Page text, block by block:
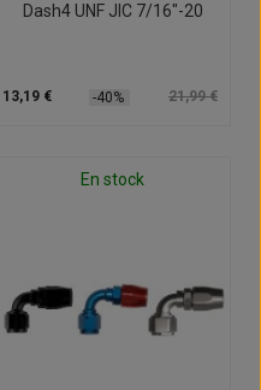
Dash4 UNF JIC 7/16"-20
13,19 € -40% 21,99 €
En stock